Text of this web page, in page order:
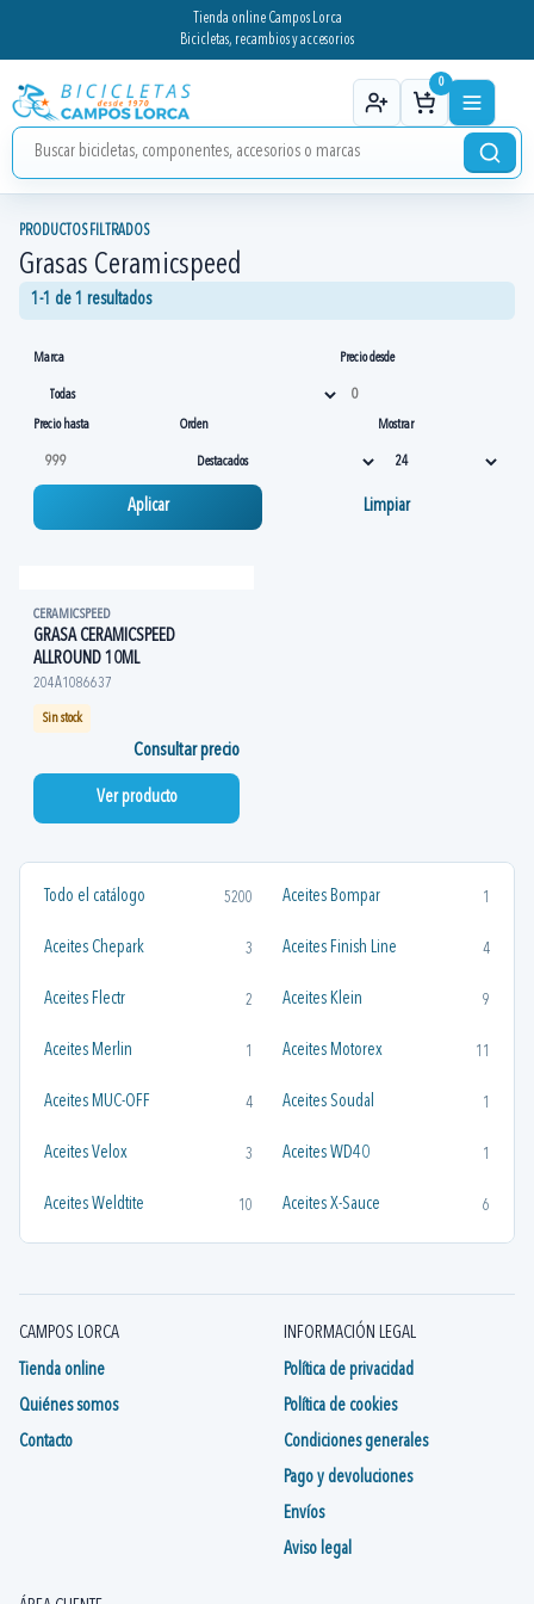
Tienda online Campos Lorca
Bicicletas, recambios y accesorios
0
Todo el catálogo 5200 Aceites Bompar 1
Aceites Chepark 3 Aceites Finish Line 4
Aceites Flectr 2 Aceites Klein 9
Aceites Merlin 1 Aceites Motorex 11
Aceites MUC-OFF 4 Aceites Soudal 1
Aceites Velox 3 Aceites WD40 1
Aceites Weldtite 10 Aceites X-Sauce 6
Grasas Ceramicspeed Grasas y Aceites SHIMANO
PRODUCTOS FILTRADOS
Grasas Ceramicspeed
1-1 de 1 resultados
Marca Precio desde
Precio hasta Orden Mostrar
Aplicar Limpiar
CERAMICSPEED
GRASA CERAMICSPEED
ALLROUND 10ML
204A1086637
Sin stock
Consultar precio
Ver producto
CAMPOS LORCA
Tienda online
Quiénes somos
Contacto
INFORMACIÓN LEGAL
Política de privacidad
Política de cookies
Condiciones generales
Pago y devoluciones
Envíos
Aviso legal